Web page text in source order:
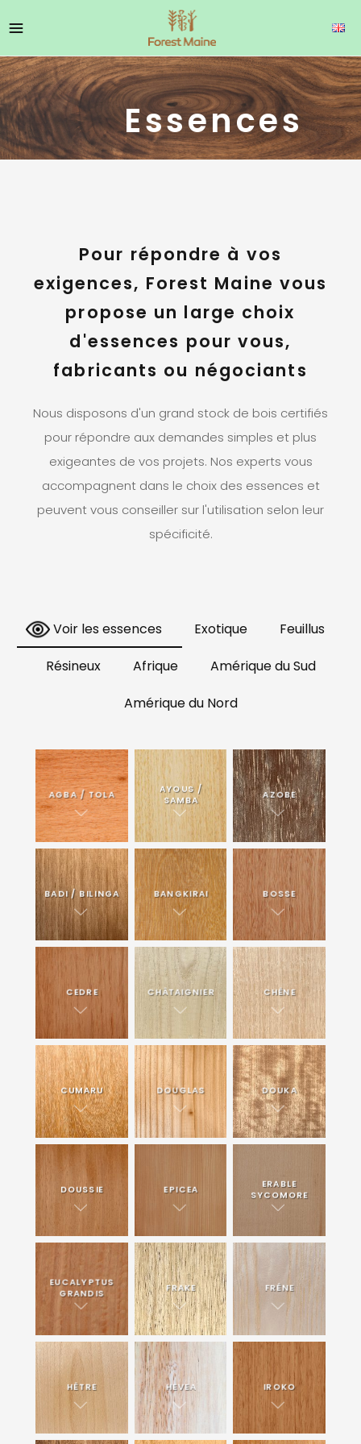
Essences
Pour répondre à vos
exigences, Forest Maine vous
propose un large choix
d'essences pour vous,
fabricants ou négociants
Nous disposons d'un grand stock de bois certifiés
pour répondre aux demandes simples et plus
exigeantes de vos projets. Nos experts vous
accompagnent dans le choix des essences et
peuvent vous conseiller sur l'utilisation selon leur
spécificité.
Voir les essences Exotique
Feuillus
Résineux
Afrique
Amérique du Sud
Amérique du Nord
AGBA / TOLA AYOUS /
SAMBA AZOBE
BADI / BILINGA BANGKIRAI BOSSE
CEDRE CHÂTAIGNIER CHÊNE
CUMARU DOUGLAS DOUKA
DOUSSIE EPICEA ERABLE
SYCOMORE
EUCALYPTUS
GRANDIS FRAKE FRÊNE
HÊTRE HEVEA IROKO